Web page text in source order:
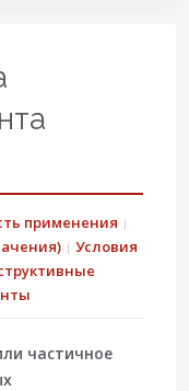
применения
Условия
частичное